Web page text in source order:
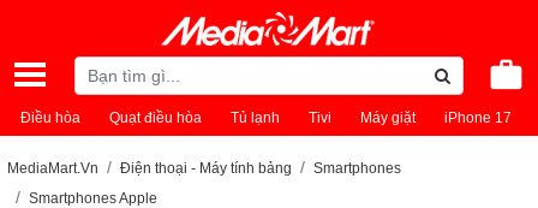
Điều hòa Quạt điều hòa Tủ lạnh Tivi Máy giặt iPhone 17
MediaMart.Vn Điện thoại - Máy tính bảng
Smartphones
Smartphones Apple